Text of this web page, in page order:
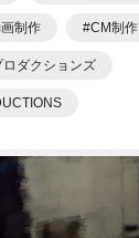
制作 CM制作
ダクションズ